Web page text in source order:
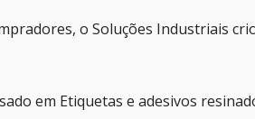
o Soluções Industriais
em Etiquetas e adesivos